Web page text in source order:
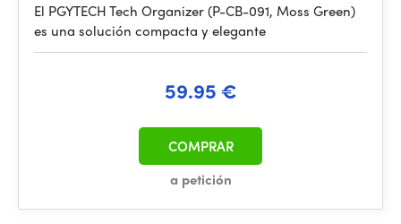
El PGYTECH Tech Organizer (P-CB-091, Moss Green)
es una solución compacta y elegante
59.95 €
a petición
COMPRAR